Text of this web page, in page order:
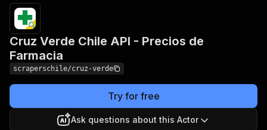
Cruz Verde Chile API - Precios de
Farmacia
scraperschile/cruz-verde
Try for free
Ask questions about this Actor